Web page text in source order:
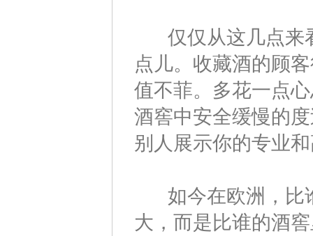
仅仅从这几点来
点儿。收藏酒的顾
值不菲。多花一点
酒窖中安全缓慢的
别人展示你的专业
如今在欧洲，比
大，而是比谁的酒